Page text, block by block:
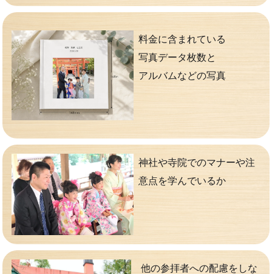
料金に含まれている
写真データ枚数と
アルバムなどの写真
神社や寺院でのマナーや注
意点を学んでいるか
他の参拝者への配慮をしな